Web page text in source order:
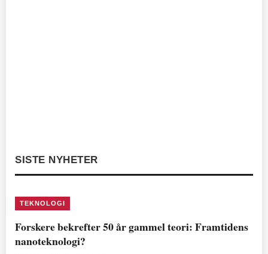
SISTE NYHETER
TEKNOLOGI
Forskere bekrefter 50 år gammel teori: Framtidens
nanoteknologi?